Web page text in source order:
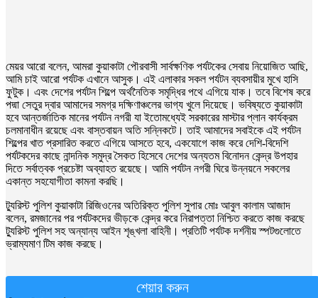
মেয়র আরো বলেন, আমরা কুয়াকাটা পৌরবাসী সার্বক্ষণিক পর্যটকের সেবায় নিয়োজিত আছি,
আমি চাই আরো পর্যটক এখানে আসুক। এই এলাকার সকল পর্যটন ব্যবসায়ীর মুখে হাসি
ফুটুক। এবং দেশের পর্যটন শিল্পে অর্থনৈতিক সমৃদ্ধির পথে এগিয়ে যাক। তবে বিশেষ করে
পদ্মা সেতুর দ্বার আমাদের সমগ্র দক্ষিণাঞ্চলের ভাগ্য খুলে দিয়েছে। ভবিষ্যতে কুয়াকাটা
হবে আন্তর্জাতিক মানের পর্যটন নগরী যা ইতোমধ্যেই সরকারের মাস্টার প্লান কার্যক্রম
চলমানাধীন রয়েছে এবং বাস্তবায়ন অতি সন্নিকটে। তাই আমাদের সবাইকে এই পর্যটন
শিল্পের খাত প্রসারিত করতে এগিয়ে আসতে হবে, একযোগে কাজ করে দেশি-বিদেশি
পর্যটকদের কাছে নান্দনিক সমুদ্র সৈকত হিসেবে দেশের অন্যতম বিনোদন কেন্দ্র উপহার
দিতে সর্বাত্বক প্রচেষ্টা অব্যাহত রয়েছে। আমি পর্যটন নগরী ঘিরে উন্নয়নে সকলের
একান্ত সহযোগীতা কামনা করছি।
ট্যুরিস্ট পুলিশ কুয়াকাটা রিজিওনের অতিরিক্ত পুলিশ সুপার মোঃ আবুল কালাম আজাদ
বলেন, রমজানের পর পর্যটকদের ভীড়কে কেন্দ্র করে নিরাপত্তা নিশ্চিত করতে কাজ করছে
ট্যুরিস্ট পুলিশ সহ অন্যান্য আইন শৃঙ্খলা বাহিনী। প্রতিটি পর্যটক দর্শনীয় স্পটগুলোতে
ভ্রাম্যমাণ টিম কাজ করছে।
শেয়ার করুন